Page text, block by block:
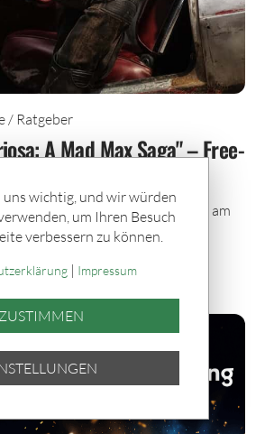
/ Ratgeber
A Mad Max Saga" – Free-
Saga“ – Die Free-TV-Premiere am
Uhr bei RTL. Action, Rache und
uns wichtig, und wir würden
um Ihren Besuch
verbessern zu können.
| Impressum
ZUSTIMMEN